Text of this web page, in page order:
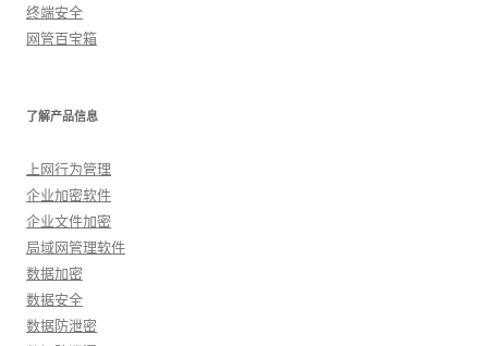
终端安全
网管百宝箱
了解产品信息
上网行为管理
企业加密软件
企业文件加密
局域网管理软件
数据加密
数据安全
数据防泄密